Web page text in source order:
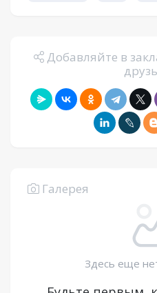
Добавляйте в
Галерея
Здесь еще